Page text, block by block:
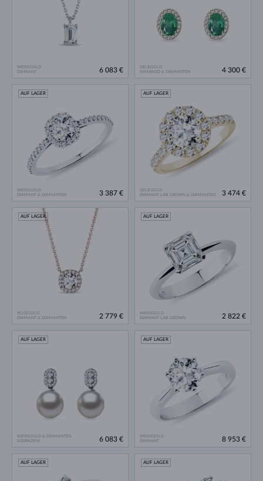
WEISSGOLD
DIAMANT
6 083 €
GELBGOLD
SMARAGD & DIAMANTEN
4 300 €
WEISSGOLD
DIAMANT & DIAMANTEN
AUF LAGER
3 387 €
GELBGOLD
DIAMANT LAB GROWN & DIAMANTEN
AUF LAGER
3 474 €
ROSÉGOLD
DIAMANT & DIAMANTEN
AUF LAGER
2 779 €
WEISSGOLD
DIAMANT LAB GROWN
AUF LAGER
2 822 €
WEISSGOLD & DIAMANTEN
SÜDPAZIFIK
AUF LAGER
6 083 €
WEISSGOLD
DIAMANT
AUF LAGER
8 953 €
AUF LAGER AUF LAGER